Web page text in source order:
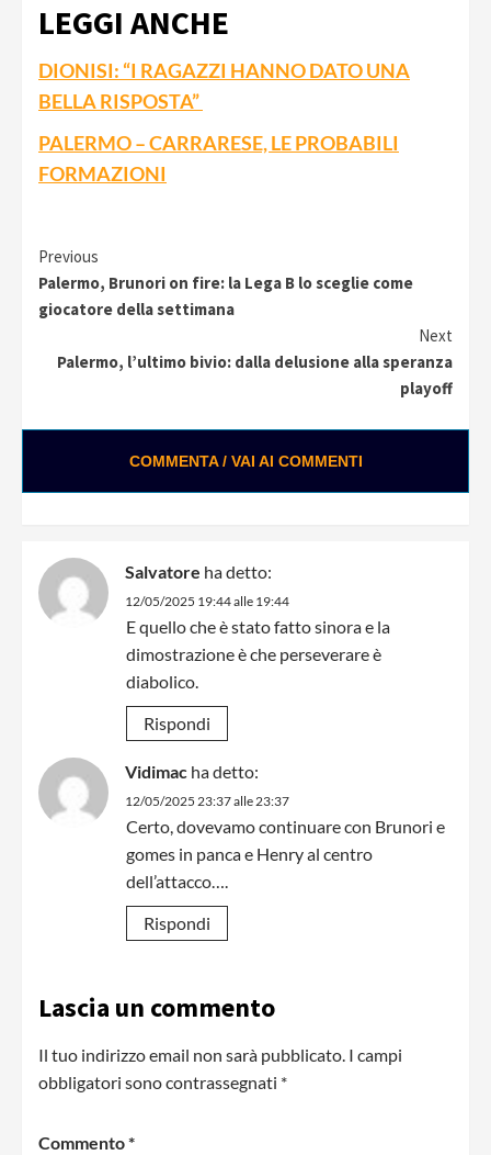
LEGGI ANCHE
DIONISI: “I RAGAZZI HANNO DATO UNA
BELLA RISPOSTA”
PALERMO – CARRARESE, LE PROBABILI
FORMAZIONI
Continue
Reading
Previous
Palermo, Brunori on fire: la Lega B lo sceglie come
giocatore della settimana
Next
Palermo, l’ultimo bivio: dalla delusione alla speranza
playoff
COMMENTA / VAI AI COMMENTI
Salvatore ha detto:
12/05/2025 19:44 alle 19:44
E quello che è stato fatto sinora e la
dimostrazione è che perseverare è
diabolico.
Rispondi
Vidimac ha detto:
12/05/2025 23:37 alle 23:37
Certo, dovevamo continuare con Brunori e
gomes in panca e Henry al centro
dell’attacco….
Rispondi
Lascia un commento
Il tuo indirizzo email non sarà pubblicato. I campi
obbligatori sono contrassegnati *
Commento*